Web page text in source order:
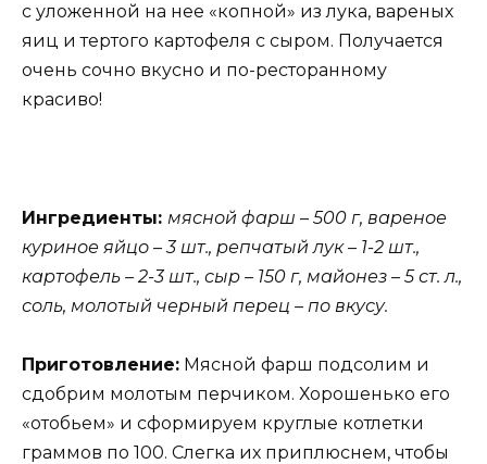
с уложенной на нее «копной» из лука, вареных
яиц и тертого картофеля с сыром. Получается
очень сочно вкусно и по-ресторанному
красиво!
Ингредиенты: мясной фарш – 500 г, вареное
куриное яйцо – 3 шт., репчатый лук – 1-2 шт.,
картофель – 2-3 шт., сыр – 150 г, майонез – 5 ст. л.,
соль, молотый черный перец – по вкусу.
Приготовление: Мясной фарш подсолим и
сдобрим молотым перчиком. Хорошенько его
«отобьем» и сформируем круглые котлетки
граммов по 100. Слегка их приплюснем, чтобы